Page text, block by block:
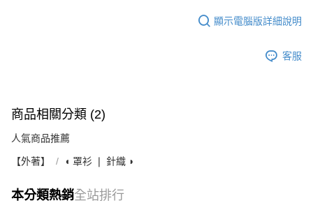
顯示電腦版詳細說明
客服
商品相關分類 (2)
人氣商品推薦
【外著】 ◖ 罩衫 ❘ 針織 ◗
本分類熱銷全站排行